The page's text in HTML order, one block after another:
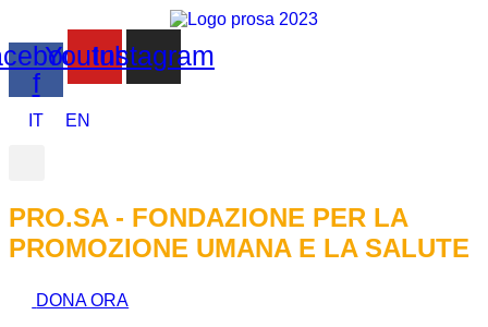
f
YoutubeInstagram
IT EN
PRO.SA - FONDAZIONE PER LA
PROMOZIONE UMANA E LA SALUTE
DONA ORA